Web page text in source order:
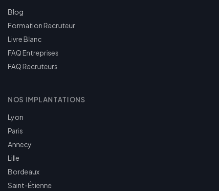
Blog
Formation Recruteur
Livre Blanc
FAQ Entreprises
FAQ Recruteurs
NOS IMPLANTATIONS
Lyon
Paris
Annecy
Lille
Bordeaux
Saint-Étienne